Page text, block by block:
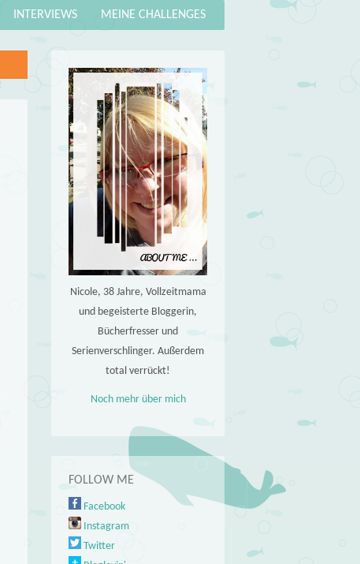
MEINE CHALLENGES
INTERVIEWS
Nicole, 38 Jahre, Vollzeitmama
und begeisterte Bloggerin,
Bücherfresser und
Serienverschlinger. Außerdem
total verrückt!
Noch mehr über mich
FOLLOW ME
Facebook
Instagram
Twitter